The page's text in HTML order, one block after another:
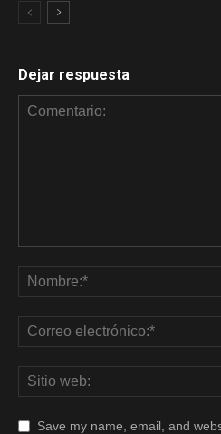
Dejar respuesta
Save my name, email, and